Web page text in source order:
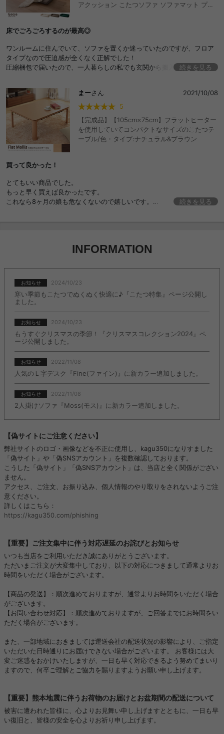
アクッション こたつソファ ソファマット プレ
ト 背もたれ 組み換え 自由 2人掛け ファミリー
ロイ フロア カウチ セパレート ごろ寝 座面低い
ゆったり 重ねる 2Psofa 搬入簡単 ワンルーム
来客 お昼寝
床でごろごろするのが最高◎
ワンルームに住んでいて、ソファを置くか迷っていたのですが、フロア
タイプなので圧迫感が全くなく正解でした！
圧縮梱包で届いたので、一人暮らしの私でも玄関から搬入できたのも助
続きを見る
まーさん
2021/10/08
5
【完成品】【105cm×75cm】フラットヒーター
を使用していてコンパクトなサイズのこたつテ
ーブル/色・タイプ:ナチュラル&ブラウン
買って良かった！
とてもいい商品でした。
もっと早く買えば良かったです。
これなら8ヶ月の娘も危なくないので嬉しいです。
続きを見る
INFORMATION
お知らせ 2024/10/23
寒い季節もこたつでぬくぬく快適に♪『こたつ特集』ページ公開し
ました。
お知らせ 2024/10/23
もうすぐクリスマスの季節！『クリスマスコレクション2024』ペ
ージ公開しました。
お知らせ 2022/11/08
人気のＬ字デスク『Fine(ファイン)』に新カラー追加しました。
お知らせ 2022/11/08
2人掛けソファ『Moss(モス)』に新カラー追加しました。
【偽サイトにご注意ください】
弊社サイトのロゴ・画像などを不正に使用し、kagu350になりすました
「偽サイト」や「偽SNSアカウント」を複数確認しております。
こうした「偽サイト」「偽SNSアカウント」は、当店と全く関係がござい
ません。
アクセス、ご注文、お振り込み、個人情報のやり取りをされないようご注
意ください。
詳しくはこちら：
https://kagu350.com/phishing
【重要】ご注文集中に伴う対応遅延のお詫びとお知らせ
いつも当店をご利用いただき誠にありがとうございます。
ただいまご注文が大変集中しており、以下の対応につきまして通常よりお
時間をいただく場合がございます。
【商品の発送】：順次進めておりますが、通常よりお時間をいただく場合
がございます。
【お問い合わせ対応】：順次進めておりますが、ご回答までにお時間をい
ただく場合がございます。
また、一部地域におきましては運送会社の配送状況の影響により、ご指定
いただいた日時通りにお届けできない場合がございます。 お客様には大
変ご迷惑をおかけいたしますが、一日も早く対応できるよう努めてまいり
ますので、何卒ご理解とご協力を賜りますようお願い申し上げます。
【重要】熊本地震に伴うお荷物のお届けとお盆期間の配送について
被害に遭われた皆様に、心よりお見舞い申し上げますとともに、一日も早
い復旧と、皆様の安全を心よりお祈り申し上げます。